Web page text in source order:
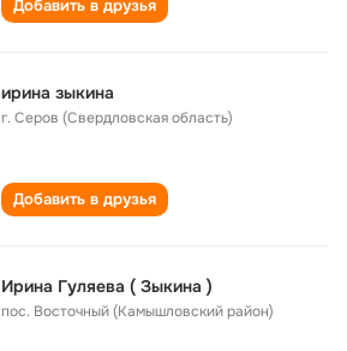
Добавить в друзья
ирина зыкина
г. Серов (Свердловская область)
Добавить в друзья
Ирина Гуляева ( Зыкина )
пос. Восточный (Камышловский район)